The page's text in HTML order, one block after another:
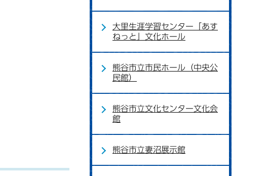
大里生涯学習センター「あす
ねっと」文化ホール
熊谷市立市民ホール（中央公
民館）
熊谷市立文化センター文化会
館
熊谷市立妻沼展示館